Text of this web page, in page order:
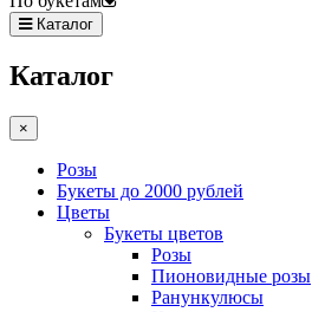
Каталог
Каталог
×
Розы
Букеты до 2000 рублей
Цветы
Букеты цветов
Розы
Пионовидные розы
Ранункулюсы